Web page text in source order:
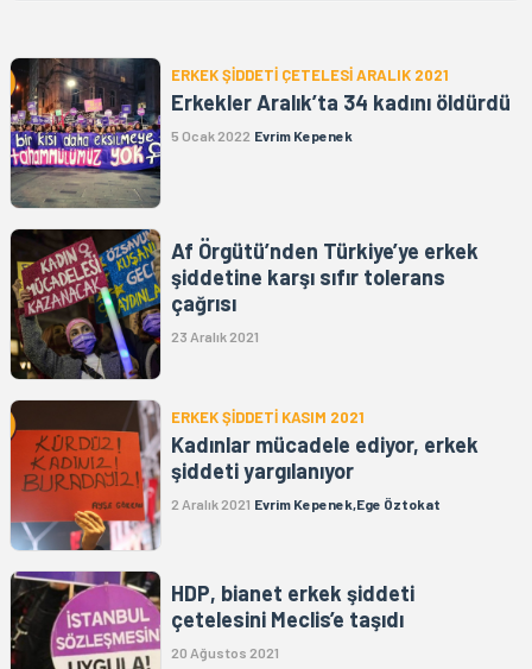
ERKEK ŞİDDETİ ÇETELESİ ARALIK 2021
Erkekler Aralık’ta 34 kadını öldürdü
5 Ocak 2022 Evrim Kepenek
Af Örgütü’nden Türkiye’ye erkek
şiddetine karşı sıfır tolerans
çağrısı
23 Aralık 2021
ERKEK ŞİDDETİ KASIM 2021
Kadınlar mücadele ediyor, erkek
şiddeti yargılanıyor
2 Aralık 2021 Evrim Kepenek,Ege Öztokat
HDP, bianet erkek şiddeti
çetelesini Meclis’e taşıdı
20 Ağustos 2021